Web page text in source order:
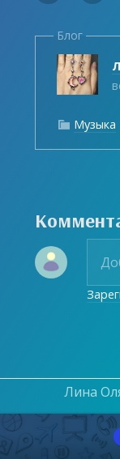
Блог
 Музыка
Лина